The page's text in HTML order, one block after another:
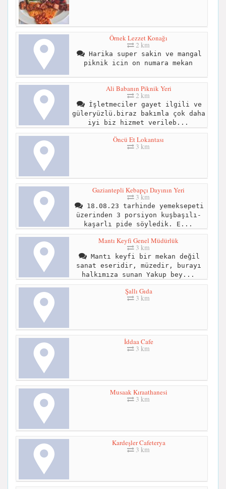
Örnek Lezzet Konağı
2 km
Harika super sakin ve mangal
piknik icin on numara mekan
Ali Babanın Piknik Yeri
2 km
İşletmeciler gayet ilgili ve
güleryüzlü.biraz bakımla çok daha
iyi biz hizmet verileb...
Öncü Et Lokantası
3 km
Gaziantepli Kebapçı Dayının Yeri
3 km
18.08.23 tarhinde yemeksepeti
üzerinden 3 porsiyon kuşbaşılı-
kaşarlı pide söyledik. E...
Mantı Keyfi Genel Müdürlük
3 km
Mantı keyfi bir mekan değil
sanat eseridir, müzedir, burayı
halkımıza sunan Yakup bey...
Şallı Gıda
3 km
İddaa Cafe
3 km
Musaak Kıraathanesi
3 km
Kardeşler Cafeterya
3 km